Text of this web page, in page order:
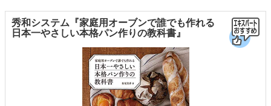
秀和システム『家庭用オーブンで誰でも作れる
日本一やさしい本格パン作りの教科書』